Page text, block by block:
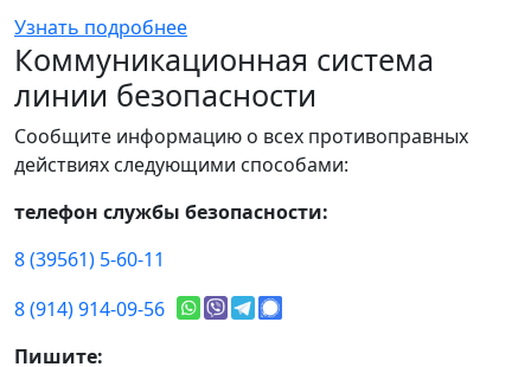
Узнать подробнее
Коммуникационная система
линии безопасности
Сообщите информацию о всех противоправных
действиях следующими способами:
телефон службы безопасности:
8 (39561) 5-60-11
8 (914) 914-09-56
Пишите: